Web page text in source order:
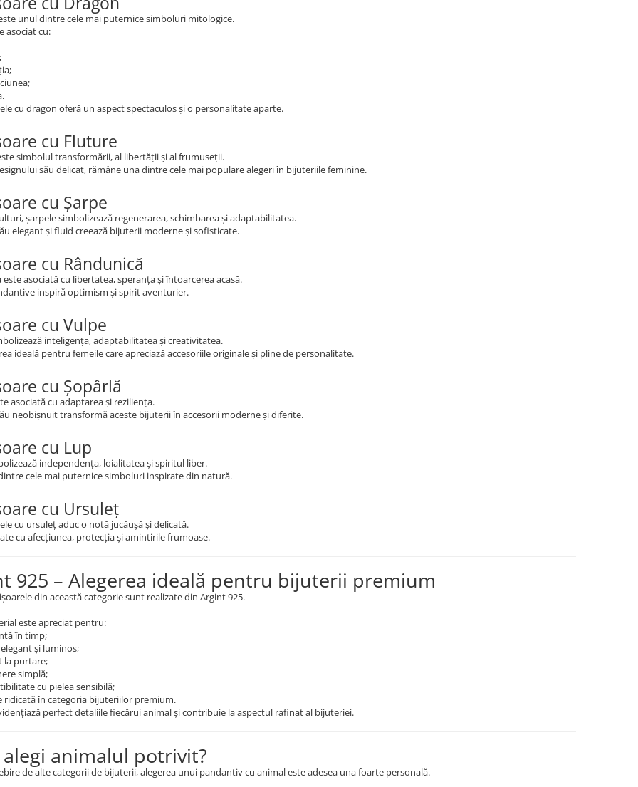
unul dintre cele mai puternice simboluri mitologice.
asociat cu:
cu dragon oferă un aspect spectaculos și o personalitate aparte.
cu Fluture
simbolul transformării, al libertății și al frumuseții.
său delicat, rămâne una dintre cele mai populare alegeri în bijuteriile feminine.
cu Șarpe
șarpele simbolizează regenerarea, schimbarea și adaptabilitatea.
elegant și fluid creează bijuterii moderne și sofisticate.
cu Rândunică
este asociată cu libertatea, speranța și întoarcerea acasă.
inspiră optimism și spirit aventurier.
cu Vulpe
inteligența, adaptabilitatea și creativitatea.
ideală pentru femeile care apreciază accesoriile originale și pline de personalitate.
cu Șopârlă
asociată cu adaptarea și reziliența.
neobișnuit transformă aceste bijuterii în accesorii moderne și diferite.
cu Lup
independența, loialitatea și spiritul liber.
cele mai puternice simboluri inspirate din natură.
cu Ursuleț
cu ursuleț aduc o notă jucăușă și delicată.
cu afecțiunea, protecția și amintirile frumoase.
925 – Alegerea ideală pentru bijuterii premium
din această categorie sunt realizate din Argint 925.
este apreciat pentru:
în timp;
și luminos;
la purtare;
simplă;
cu pielea sensibilă;
ridicată în categoria bijuteriilor premium.
perfect detaliile fiecărui animal și contribuie la aspectul rafinat al bijuteriei.
animalul potrivit?
de alte categorii de bijuterii, alegerea unui pandantiv cu animal este adesea una foarte personală.